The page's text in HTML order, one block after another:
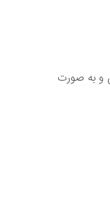
و به صورت